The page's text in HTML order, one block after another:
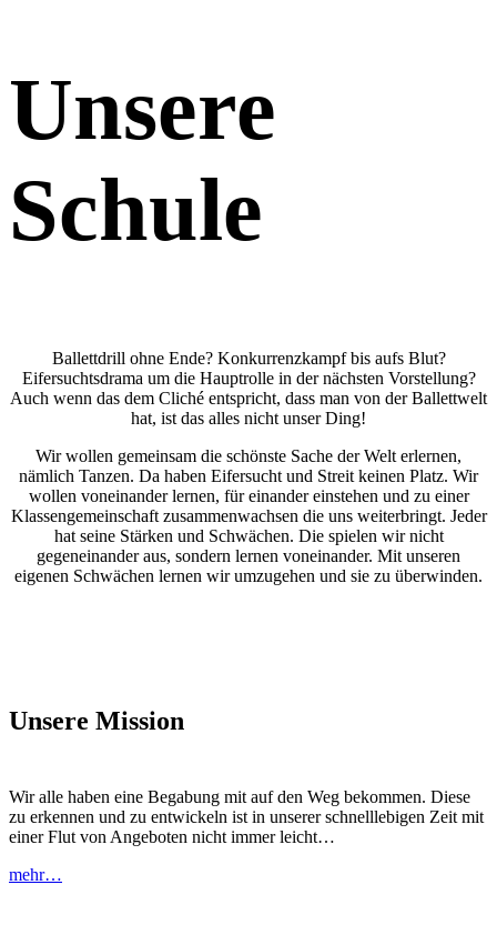
Unsere
Schule
Ballettdrill ohne Ende? Konkurrenzkampf bis aufs Blut?
Eifersuchtsdrama um die Hauptrolle in der nächsten Vorstellung?
Auch wenn das dem Cliché entspricht, dass man von der Ballettwelt
hat, ist das alles nicht unser Ding!
Wir wollen gemeinsam die schönste Sache der Welt erlernen,
nämlich Tanzen. Da haben Eifersucht und Streit keinen Platz. Wir
wollen voneinander lernen, für einander einstehen und zu einer
Klassengemeinschaft zusammenwachsen die uns weiterbringt. Jeder
hat seine Stärken und Schwächen. Die spielen wir nicht
gegeneinander aus, sondern lernen voneinander. Mit unseren
eigenen Schwächen lernen wir umzugehen und sie zu überwinden.
Unsere Mission
Wir alle haben eine Begabung mit auf den Weg bekommen. Diese
zu erkennen und zu entwickeln ist in unserer schnelllebigen Zeit mit
einer Flut von Angeboten nicht immer leicht…
mehr…